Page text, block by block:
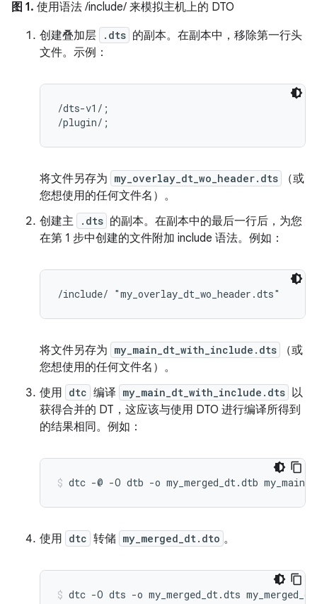
图 1. 使用语法 /include/ 来模拟主机上的 DTO
创建叠加层
.dts 的副本。在副本中，移除第一行头
文件。示例：
/dts-v1/;
将文件另存为 my_overlay_dt_wo_header.dts
（或
您想使用的任何文件名）。
创建主
.dts 的副本。在副本中的最后一行后，为您
在第 1 步中创建的文件附加 include 语法。例如：
将文件另存为 my_main_dt_with_include.dts
（或
您想使用的任何文件名）。
使用 dtc 编译 my_main_dt_with_include.dts 以
获得合并的 DT，这应该与使用 DTO 进行编译所得到
的结果相同。例如：
使用 dtc 转储 my_merged_dt.dto 。